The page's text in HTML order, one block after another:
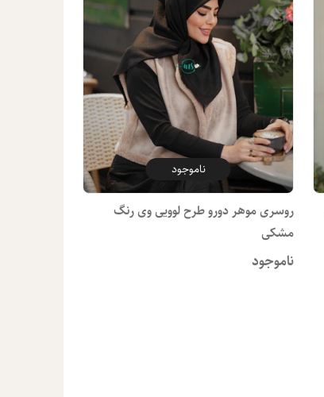
ناموجود
روسری موهر دورو طرح لوویی وی رنگ
مشکی
ناموجود